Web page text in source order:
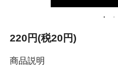
220円(税20円)
商品説明